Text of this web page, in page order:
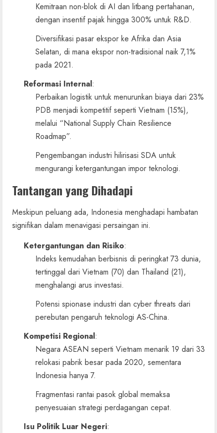
Kemitraan non-blok di AI dan litbang pertahanan,
dengan insentif pajak hingga 300% untuk R&D.
Diversifikasi pasar ekspor ke Afrika dan Asia
Selatan, di mana ekspor non-tradisional naik 7,1%
pada 2021.
Reformasi Internal:
Perbaikan logistik untuk menurunkan biaya dari 23%
PDB menjadi kompetitif seperti Vietnam (15%),
melalui “National Supply Chain Resilience
Roadmap”.
Pengembangan industri hilirisasi SDA untuk
mengurangi ketergantungan impor teknologi.
Tantangan yang Dihadapi
Meskipun peluang ada, Indonesia menghadapi hambatan
signifikan dalam menavigasi persaingan ini.
Ketergantungan dan Risiko:
Indeks kemudahan berbisnis di peringkat 73 dunia,
tertinggal dari Vietnam (70) dan Thailand (21),
menghalangi arus investasi.
Potensi spionase industri dan cyber threats dari
perebutan pengaruh teknologi AS-China.
Kompetisi Regional:
Negara ASEAN seperti Vietnam menarik 19 dari 33
relokasi pabrik besar pada 2020, sementara
Indonesia hanya 7.
Fragmentasi rantai pasok global memaksa
penyesuaian strategi perdagangan cepat.
Isu Politik Luar Negeri: